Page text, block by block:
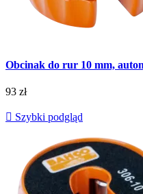
Obcinak do rur 10 mm,
93 zł
 Szybki podgląd